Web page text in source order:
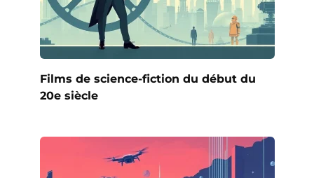
Films de science-fiction du début du
20e siècle